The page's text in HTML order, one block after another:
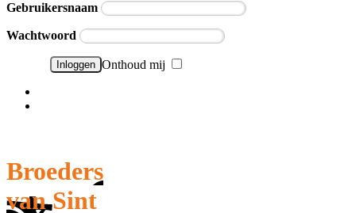
Gebruikersnaam
Wachtwoord
Onthoud mij
Broeders
van Sint